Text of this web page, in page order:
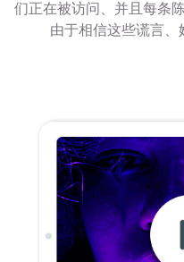
们正在被访问、并且每条
由于相信这些谎言、